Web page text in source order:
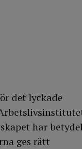
det lyckade
har
ges rätt